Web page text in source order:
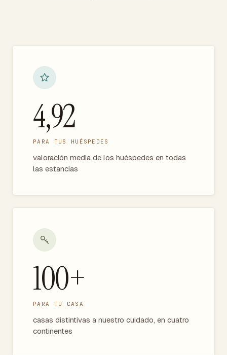
4,92
PARA TUS HUÉSPEDES
valoración media de los huéspedes en todas
las estancias
100+
PARA TU CASA
casas distintivas a nuestro cuidado, en cuatro
continentes